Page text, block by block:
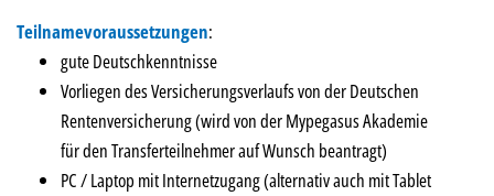
Teilnamevoraussetzungen:
gute Deutschkenntnisse
Vorliegen des Versicherungsverlaufs von der Deutschen
Rentenversicherung (wird von der Mypegasus Akademie
für den Transferteilnehmer auf Wunsch beantragt)
PC / Laptop mit Internetzugang (alternativ auch mit Tablet